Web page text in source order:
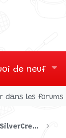
de neuf
dans les forums
Forum des robots culinaires SilverCrest par Lidl